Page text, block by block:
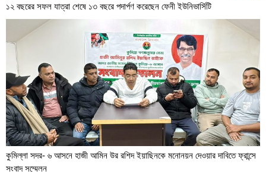
১২ বছরের সফল যাত্রা শেষে ১৩ বছরে পদার্পণ করেছেন ফেনী ইউনিভার্সিটি
কুমিল্লা সদর- ৬ আসনে হাজী আমিন উর রশিদ ইয়াছিনকে মনোনয়ন দেওয়ার দাবিতে ফ্রান্সে
সংবাদ সম্মেলন